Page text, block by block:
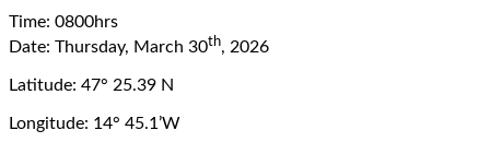
Time: 0800hrs
Date: Thursday, March 30th, 2026
Latitude: 47° 25.39 N
Longitude: 14° 45.1’W